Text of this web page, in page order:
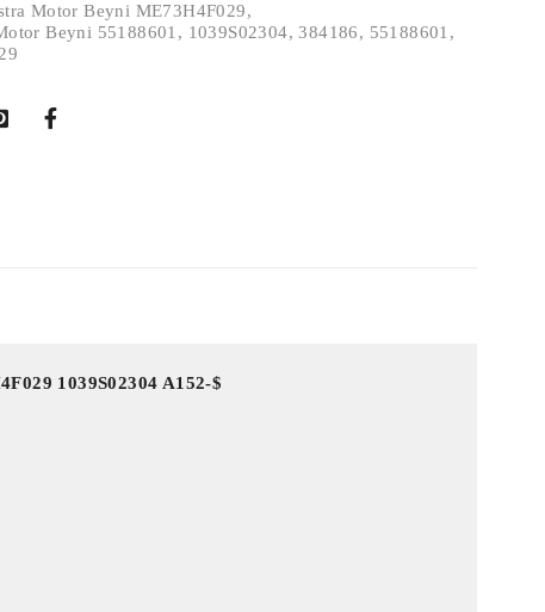
Motor Beyni ME73H4F029,
Beyni 55188601 , 1039S02304,384186, 55188601 ,
1039S02304 A152-$